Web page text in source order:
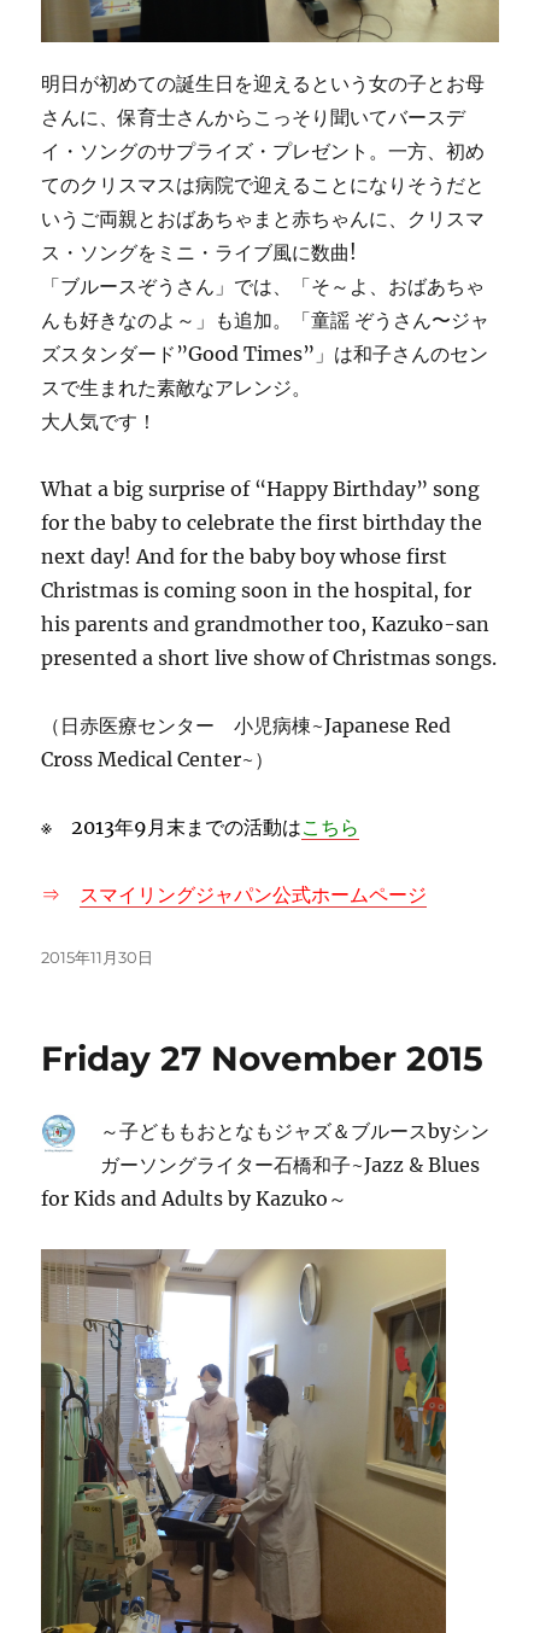
明日が初めての誕生日を迎えるという女の子とお母
さんに、保育士さんからこっそり聞いてバースデ
イ・ソングのサプライズ・プレゼント。一方、初め
てのクリスマスは病院で迎えることになりそうだと
いうご両親とおばあちゃまと赤ちゃんに、クリスマ
ス・ソングをミニ・ライブ風に数曲!
「ブルースぞうさん」では、「そ～よ、おばあちゃ
んも好きなのよ～」も追加。「童謡 ぞうさん〜ジャ
ズスタンダード”Good Times”」は和子さんのセン
スで生まれた素敵なアレンジ。
大人気です！
What a big surprise of “Happy Birthday” song
for the baby to celebrate the first birthday the
next day! And for the baby boy whose first
Christmas is coming soon in the hospital, for
his parents and grandmother too, Kazuko-san
presented a short live show of Christmas songs.
（日赤医療センター 小児病棟~Japanese Red
Cross Medical Center~）
※ 2013年9月末までの活動はこちら
⇒ スマイリングジャパン公式ホームページ
投
2015年11月30日
Friday 27 November 2015
～子どももおとなもジャズ＆ブルースbyシン
ガーソングライター石橋和子~Jazz & Blues
for Kids and Adults by Kazuko～